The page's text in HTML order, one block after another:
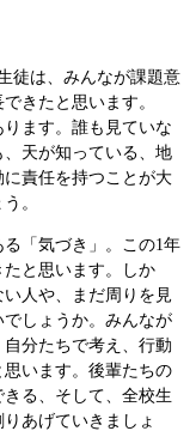
徒は、みんなが課題意
きたと思います。
ります。誰も見ていな
天が知っている、地
責任を持つことが大
。
「気づき」。この1年
と思います。しか
人や、まだ周りを見
しょうか。みんなが
分たちで考え、行動
います。後輩たちの
る、そして、全校生
あげていきましょ